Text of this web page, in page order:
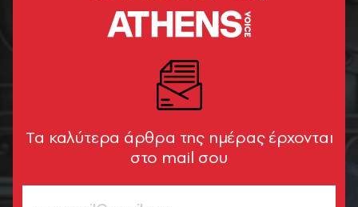
Tα καλύτερα άρθρα της ημέρας έρχονται
στο mail σου